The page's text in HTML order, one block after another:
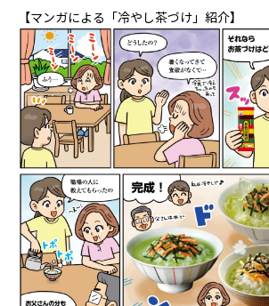
【マンガによる「冷やし茶づけ」紹介】